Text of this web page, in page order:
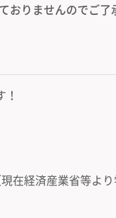
りませんのでご
経済産業省等よ